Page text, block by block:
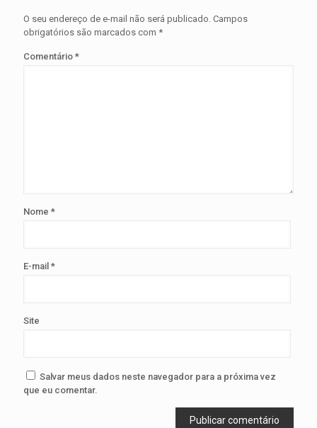
O seu endereço de e-mail não será publicado. Campos
obrigatórios são marcados com *
Comentário *
Nome *
E-mail *
Site
Salvar meus dados neste navegador para a próxima vez
que eu comentar.